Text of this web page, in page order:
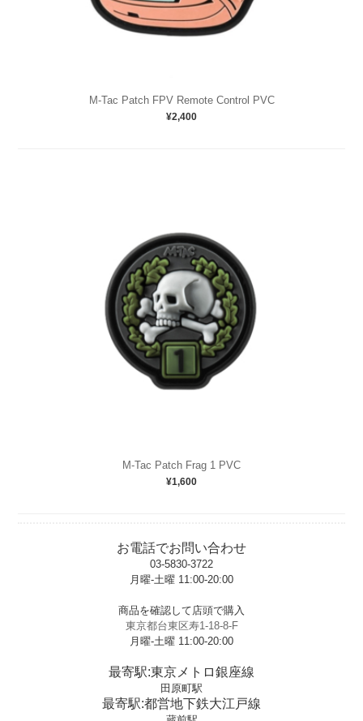
M-Tac Patch FPV Remote Control PVC
¥2,400
M-Tac Patch Frag 1 PVC
¥1,600
お電話でお問い合わせ
03-5830-3722
月曜-土曜 11:00-20:00
商品を確認して店頭で購入
東京都台東区寿1-18-8-F
月曜-土曜 11:00-20:00
最寄駅:東京メトロ銀座線
田原町駅
最寄駅:都営地下鉄大江戸線